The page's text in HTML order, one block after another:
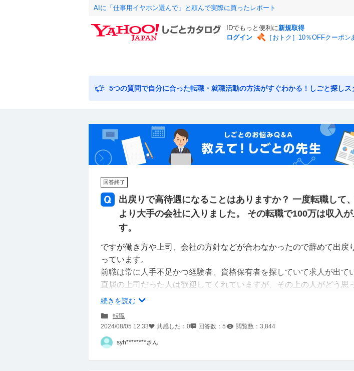
AIに「仕事用イヤホン選んで」と頼んで実際に買ったレポート
IDでもっと便利に新規取得
ログイン
［おトク］10％OFFクーポン
5つの質問で自分に合った転職・就職活動の方法がすぐわかる！しごと探しス
回答終了
出戻りで高待遇になることはありますか？ 一度転職して
より大手の会社に入りました。 その転職で100万は収入
す。
ですが働き方や上司、会社の方針などが合わなかったので辞めて出戻
っています。
前職は常に人手不足かつ経験者、資格保有者を探していて求人が出て
直属の上司だった人は歓迎してくれていますが、その上の人がどう思
謎でもしかしたら落とされるかもしれません。
退職してから仕事に関連した資格を二つ取っていることや大手での経
え他社を受けたとしても転職後の現在の年収で採用されると思うので
合は在籍していた頃の年収にされてしまいますか？
今が著しく高いわけではなく、かなり平均的な年収と思います。
続きを読む
転職
2024/08/05 12:33
共感した： 0 回答数： 5 閲覧数： 3,844
syh********さん